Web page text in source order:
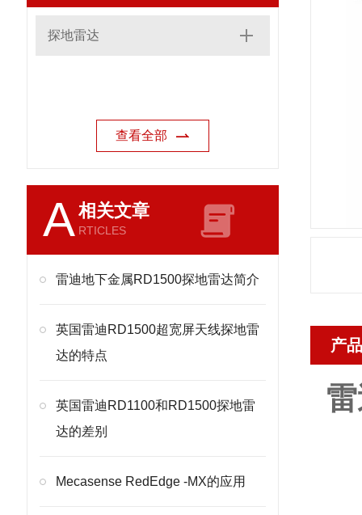
探地雷达
查看全部
A相关文章
RTICLES
雷迪地下金属RD1500探地雷达简介
英国雷迪RD1500超宽屏天线探地雷
达的特点
英国雷迪RD1100和RD1500探地雷
达的差别
Mecasense RedEdge -MX的应用
产